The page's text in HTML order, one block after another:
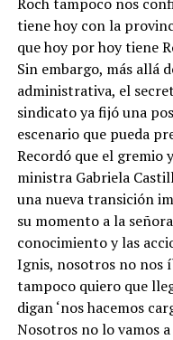
tiene hoy con la
que hoy por hoy tiene
Sin embargo, más allá
administrativa, el
sindicato ya fijó una
escenario que pueda
Recordó que el gremio
ministra Gabriela
una nueva transición
su momento a la
conocimiento y las
Ignis, nosotros no nos
tampoco quiero que
digan ‘nos hacemos
Nosotros no lo vamos